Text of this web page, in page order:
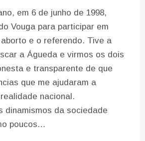
em 6 de junho de 1998,
Vouga para participar em
e o referendo. Tive a
a Águeda e virmos os dois
e transparente de que
que me ajudaram a
nacional.
dinamismos da sociedade
poucos…